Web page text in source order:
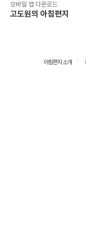
모바일 앱 다운로드
고도원의 아침편지
아침편지 소개